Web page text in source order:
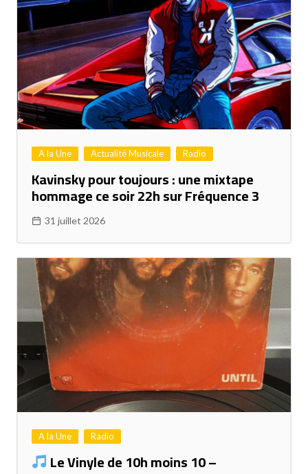
A la Une Actualité Musicale Radio
Kavinsky pour toujours : une mixtape
hommage ce soir 22h sur Fréquence 3
31 juillet 2026
A la Une Radio
Le Vinyle de 10h moins 10 –